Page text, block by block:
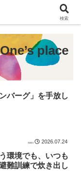
place
バーグ」を手放し
2026.07.24
環境でも、いつも
難訓練で炊き出し
検索